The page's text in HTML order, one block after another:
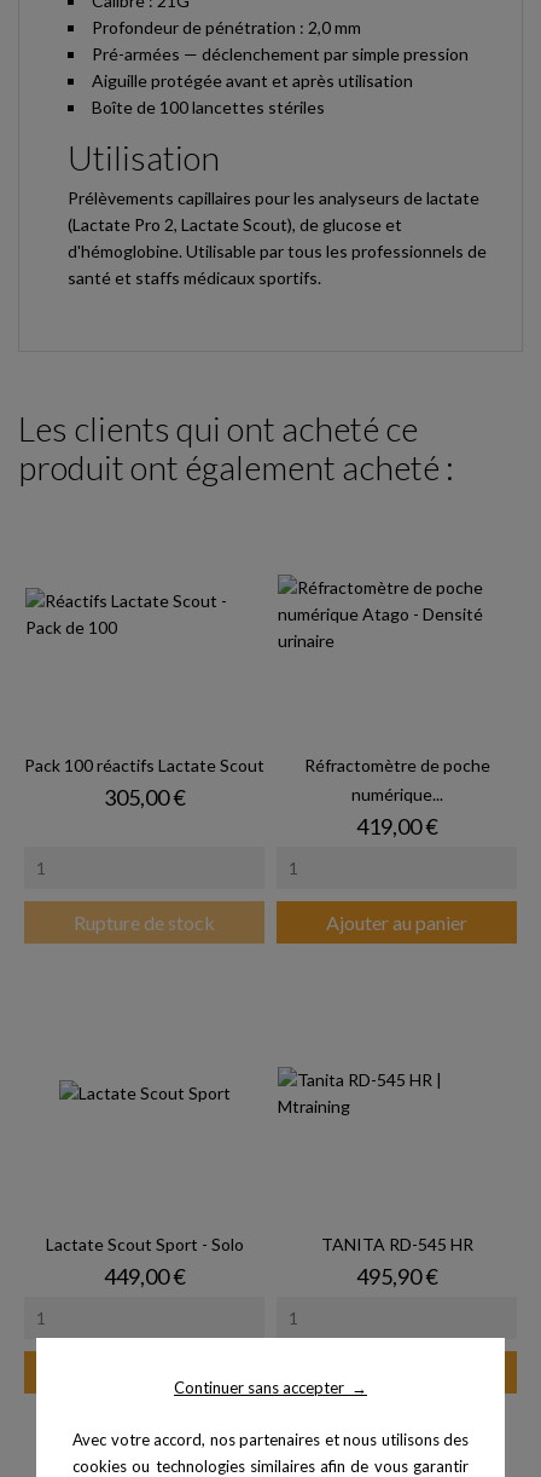
Continuer sans accepter →
Avec votre accord, nos partenaires et nous utilisons des
cookies ou technologies similaires afin de vous garantir
Profondeur de pénétration : 2,0 mm
Pré-armées — déclenchement par simple pression
Aiguille protégée avant et après utilisation
Boîte de 100 lancettes stériles
Utilisation
Prélèvements capillaires pour les analyseurs de lactate
(Lactate Pro 2, Lactate Scout), de glucose et
d'hémoglobine. Utilisable par tous les professionnels de
santé et staffs médicaux sportifs.
Les clients qui ont acheté ce
produit ont également acheté :
Pack 100 réactifs Lactate Scout
Prix
305,00 €
Rupture de stock
Réfractomètre de poche
numérique...
Prix
419,00 €
Ajouter au panier
Lactate Scout Sport - Solo
Prix
449,00 €
TANITA RD-545 HR
Prix
495,90 €